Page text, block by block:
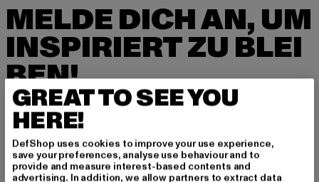
MELDE DICH AN, UM
INSPIRIERT ZU BLEI
BEN!
Melde dich hier für unseren Newsletter an und
erhalte künftig Informationen über aktuelle Tre
nds, Angebote und Gutscheine von DefShop p
er E-Mail!
GREAT TO SEE YOU
HERE!
DefShop uses cookies to improve your use experience,
save your preferences, analyse use behaviour and to
provide and measure interest-based contents and
advertising. In addition, we allow partners to extract data